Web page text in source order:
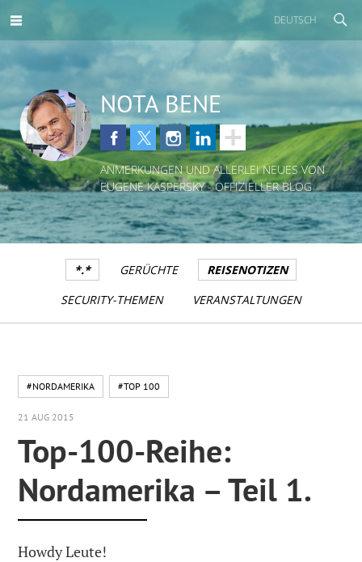
DEUTSCH
NOTA BENE
ANMERKUNGEN UND ALLERLEI NEUES VON
EUGENE KASPERSKY - OFFIZIELLER BLOG
*.* GERÜCHTE
REISENOTIZEN
SECURITY-THEMEN
VERANSTALTUNGEN
#NORDAMERIKA #TOP 100
21 AUG 2015
Top-100-Reihe:
Nordamerika – Teil 1.
Howdy Leute!